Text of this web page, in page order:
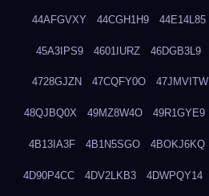
44AFGVXY 44CGH1H9 44E14L85
45A3IPS9 4601IURZ 46DGB3L9
4728GJZN 47CQFY0O 47JMVITW
48QJBQ0X 49MZ8W4O 49R1GYE9
4B13IA3F 4B1N5SGO 4BOKJ6KQ
4D90P4CC 4DV2LKB3 4DWPQY14